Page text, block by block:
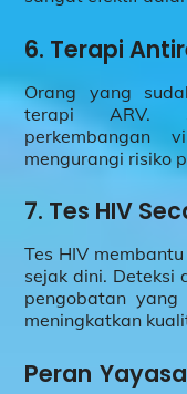
6. Terapi
Orang yang
terapi ARV.
perkembangan
mengurangi risiko
7. Tes HIV
Tes HIV
sejak dini. Deteksi
pengobatan
meningkatkan
Peran